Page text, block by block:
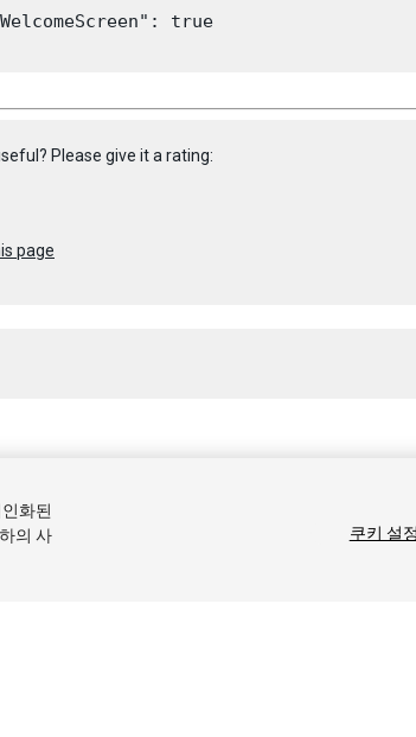
true
Please give it a rating:
page
기술 자료 법률정보
화된
의 사
쿠키 설정